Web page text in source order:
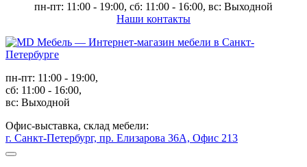
пн-пт: 11:00 - 19:00, сб: 11:00 - 16:00, вс: Выходной
Наши контакты
пн-пт: 11:00 - 19:00,
сб: 11:00 - 16:00,
вс: Выходной
Офис-выставка, склад мебели:
г. Санкт-Петербург, пр. Елизарова 36А, Офис 213